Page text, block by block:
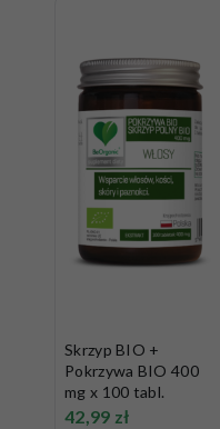
Skrzyp BIO +
Pokrzywa BIO 400
mg x 100 tabl.
42,99 zł